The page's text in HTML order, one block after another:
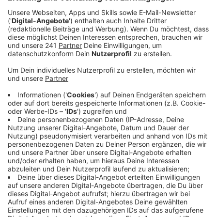
Politische Perspektiven aus dem NRW-
Landtag
Anzeige
Im weiteren Verlauf der Sendung hat José Narciandi
mit Landtagsabgeordneten von CDU und SPD
gesprochen.
Dabei standen aktuelle politische Herausforderungen,
die Erwartungen der Menschen in NRW sowie
unterschiedliche politische Perspektiven im
Mittelpunkt. Außerdem ging es darum, welche Themen
Bürgerinnen und Bürger aktuell besonders
beschäftigen.
Anzeige